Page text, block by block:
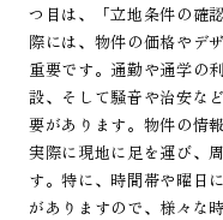
つ目は、「立地条件の確
際には、物件の価格やデ
重要です。通勤や通学の
設、そして騒音や治安な
要があります。物件の情
実際に現地に足を運び、
す。特に、時間帯や曜日
がありますので、様々な